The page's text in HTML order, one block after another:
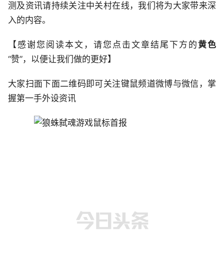
测及资讯请持续关注中关村在线，我们将为大家带来深
入的内容。
【感谢您阅读本文，请您点击文章结尾下方的 黄色
“赞”，以便让我们做的更好】
大家扫面下面二维码即可关注键鼠频道微博与微信，掌
握第一手外设资讯